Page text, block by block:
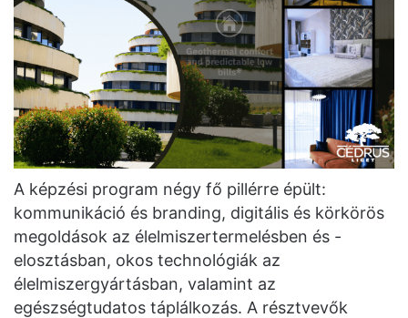
A képzési program négy fő pillérre épült:
kommunikáció és branding, digitális és körkörös
megoldások az élelmiszertermelésben és -
elosztásban, okos technológiák az
élelmiszergyártásban, valamint az
egészségtudatos táplálkozás. A résztvevők